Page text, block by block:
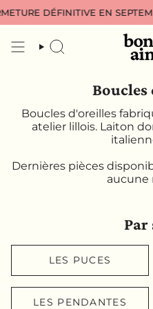
au
de
DÉFINITIVE EN SEPTEMBRE
RECHERCHE
Boucles d'oreilles
atelier lillois. Laiton
Dernières pièces
aucune
Par
LES PUCES
LES PENDANTES